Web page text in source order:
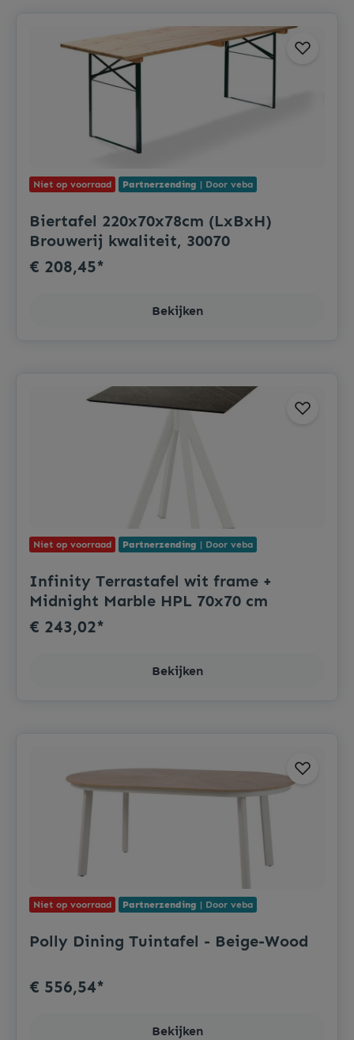
Niet op voorraad Partnerzending | Door veba
Biertafel 220x70x78cm (LxBxH)
Brouwerij kwaliteit, 30070
€ 208,45*
Bekijken
Niet op voorraad Partnerzending | Door veba
Infinity Terrastafel wit frame +
Midnight Marble HPL 70x70 cm
€ 243,02*
Bekijken
Niet op voorraad Partnerzending | Door veba
Polly Dining Tuintafel - Beige-Wood
€ 556,54*
Bekijken